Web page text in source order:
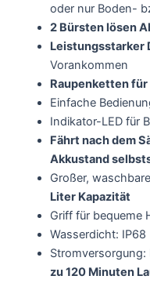
oder nur Boden-
2 Bürsten lösen
Leistungsstarker
Vorankommen
Raupenketten
Einfache
Indikator-LED für
Fährt nach dem
Akkustand
Großer,
Liter Kapazität
Griff für bequeme
Wasserdicht: IP68
zu 120 Minuten